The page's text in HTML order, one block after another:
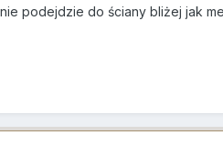
podejdzie do ściany bliżej jak